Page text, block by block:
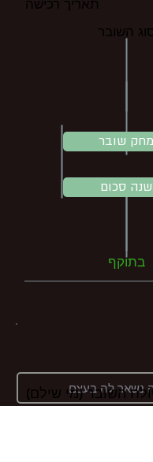
תאריך רכישה
השובר
120
בתוקף
מחק שובר
שנה סכום
השובר (מי שילם)